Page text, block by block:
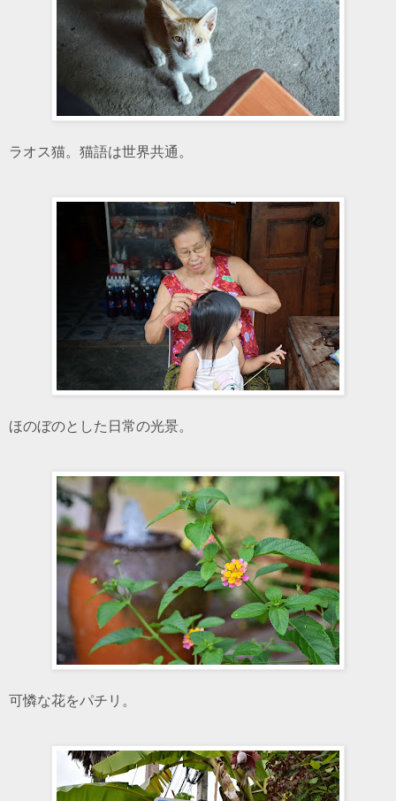
ラオス猫。猫語は世界共通。
ほのぼのとした日常の光景。
可憐な花をパチリ。